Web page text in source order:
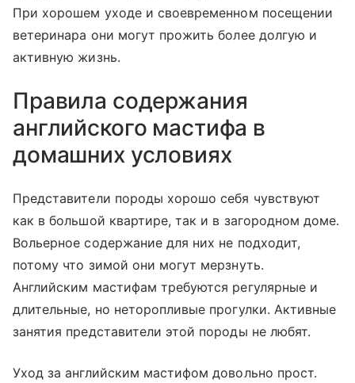
При хорошем уходе и своевременном посещении
ветеринара они могут прожить более долгую и
активную жизнь.
Правила содержания
английского мастифа в
домашних условиях
Представители породы хорошо себя чувствуют
как в большой квартире, так и в загородном доме.
Вольерное содержание для них не подходит,
потому что зимой они могут мерзнуть.
Английским мастифам требуются регулярные и
длительные, но неторопливые прогулки. Активные
занятия представители этой породы не любят.
Уход за английским мастифом довольно прост.